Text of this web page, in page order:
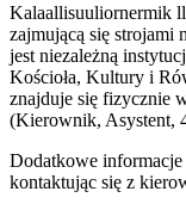
Kalaallisuuliornermik
zajmującą się
jest niezależną
Kościoła, Kultury i
znajduje się fizycznie
(Kierownik, Asystent,
Dodatkowe informacje
kontaktując się z